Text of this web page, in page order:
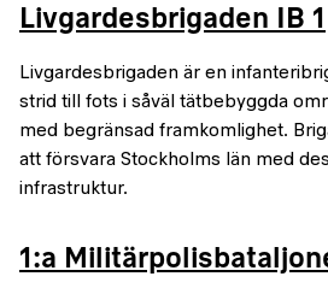
Livgardesbrigaden IB 1
Livgardesbrigaden är en
strid till fots i såväl tätbebyggda
med begränsad framkomlighet.
att försvara Stockholms län med
infrastruktur.
1:a